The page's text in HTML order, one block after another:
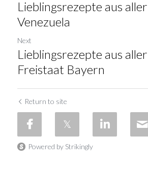
Lieblingsrezepte aus
Venezuela
Next
Lieblingsrezepte aus
Freistaat Bayern
Return to site
Powered by Strikingly